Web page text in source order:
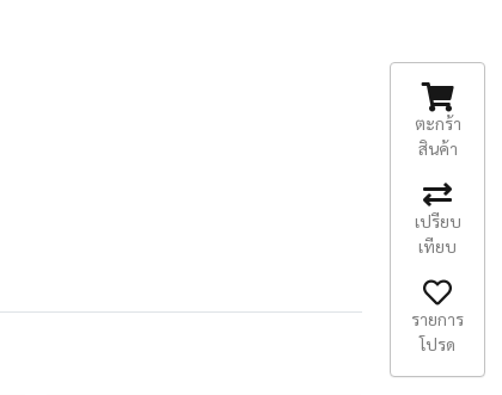
ตะกร้า
สินค้า
เปรียบ
เทียบ
รายการ
โปรด